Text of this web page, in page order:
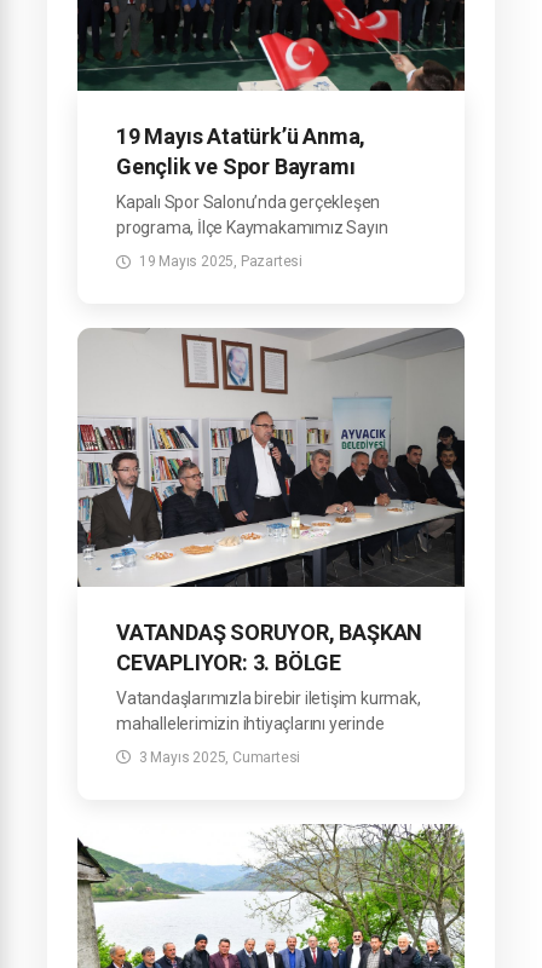
19 Mayıs Atatürk’ü Anma,
Gençlik ve Spor Bayramı
ilçemizde coşkuyla kutlandı
Kapalı Spor Salonu’nda gerçekleşen
programa, İlçe Kaymakamımız Sayın
Mehmet Emre Yıldız, Belediye Başkanımız
19 Mayıs 2025, Pazartesi
VATANDAŞ SORUYOR, BAŞKAN
CEVAPLIYOR: 3. BÖLGE
TOPLANTISI
GERÇEKLEŞTİRİLDİ
Vatandaşlarımızla birebir iletişim kurmak,
mahallelerimizin ihtiyaçlarını yerinde
tespit etmek ve çözüm üretmek amacıyla
bölge toplantısını gerçekleştirdik.
3 Mayıs 2025, Cumartesi